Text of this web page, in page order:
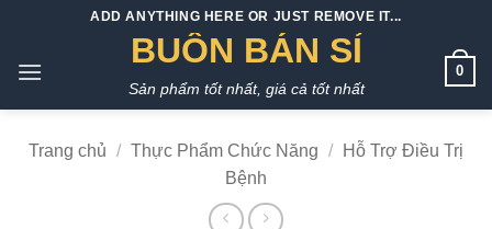
nội
ADD ANYTHING HERE OR JUST REMOVE IT...
BUÔN BÁN SỈ
Sản phẩm tốt nhất, giá cả tốt nhất
0
Trang chủ / Thực Phẩm Chức Năng /
Hỗ Trợ Điều Trị
Bệnh